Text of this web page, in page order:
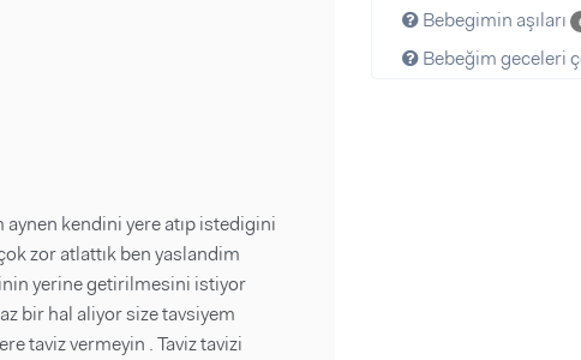
aynen kendini yere atıp istedigini
zor atlattık ben yaslandim
yerine getirilmesini istiyor
bir hal aliyor size tavsiyem
taviz vermeyin . Taviz tavizi
Bebegimin aşıları
Bebeğim geceleri